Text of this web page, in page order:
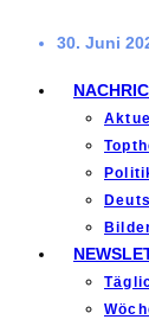
30. Juni